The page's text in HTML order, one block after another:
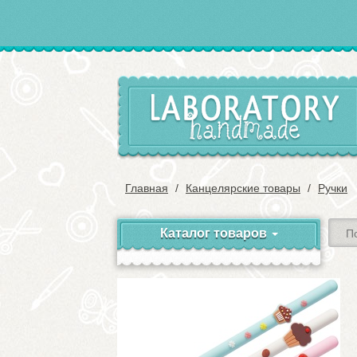
Главная Канцелярские товары Ручки
Каталог товаров